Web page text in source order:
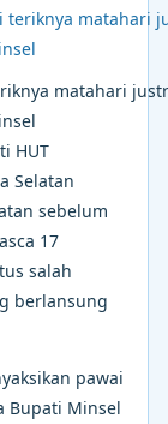
matahari
HUT
Selatan
sebelum
17
salah
berlansung
pawai
Bupati Minsel